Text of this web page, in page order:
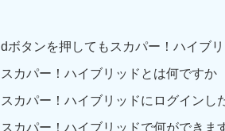
dボタンを押してもスカパー！ハイブ
スカパー！ハイブリッドとは何ですか
スカパー！ハイブリッドにログインし
スカパー！ハイブリッドで何ができま